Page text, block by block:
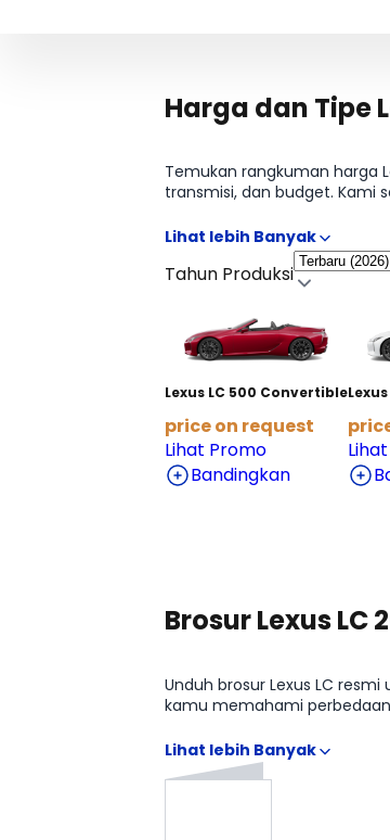
Harga dan Tipe
Temukan rangkuman harga
transmisi, dan budget. Kami
Tahun Produksi
Lexus LC 500 Convertible
price on request
Lihat Promo
Bandingkan
Brosur Lexus LC
Unduh brosur Lexus LC
kamu memahami perbedaan